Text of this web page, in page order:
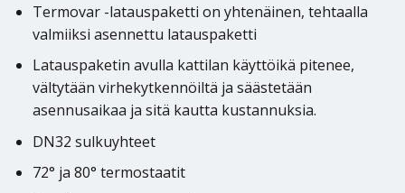
Termovar -latauspaketti on yhtenäinen, tehtaalla
valmiiksi asennettu latauspaketti
Latauspaketin avulla kattilan käyttöikä pitenee,
vältytään virhekytkennöiltä ja säästetään
asennusaikaa ja sitä kautta kustannuksia.
DN32 sulkuyhteet
72° ja 80° termostaatit